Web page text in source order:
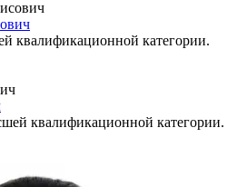
квалификационной категории.
квалификационной категории.